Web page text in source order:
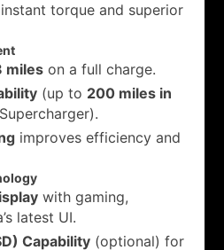
torque and superior
miles on a full charge.
(up to 200 miles in
improves efficiency and
with gaming,
latest UI.
Capability (optional) for